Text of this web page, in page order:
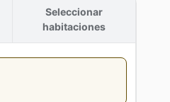
Seleccionar
habitaciones